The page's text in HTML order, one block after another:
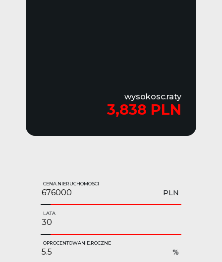
wysokosc.raty
3,838 PLN
CENA.NIERUCHOMOSCI
PLN
LATA
OPROCENTOWANIE.ROCZNE
%